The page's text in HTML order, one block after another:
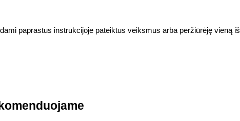
paprastus instrukcijoje pateiktus veiksmus arba peržiūrėję vieną iš